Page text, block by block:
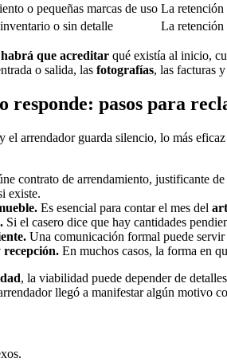
o pequeñas marcas de uso La retención
o sin detalle
La retención
habrá que acreditar qué existía al inicio,
o salida, las fotografías, las facturas
responde: pasos para
el arrendador guarda silencio, lo más
contrato de arrendamiento, justificante
existe.
Es esencial para contar el mes del
Si el casero dice que hay cantidades
Una comunicación formal puede
recepción. En muchos casos, la forma en
, la viabilidad puede depender de
llegó a manifestar algún motivo